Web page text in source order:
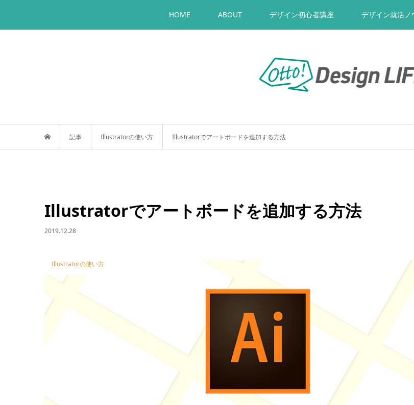
HOME ABOUT デザイン初心者講座 デザイン就活ノ
記事 Illustratorの使い方 Illustratorでアートボードを追加する方法
Illustratorでアートボードを追加する方法
2019.12.28
Illustratorの使い方